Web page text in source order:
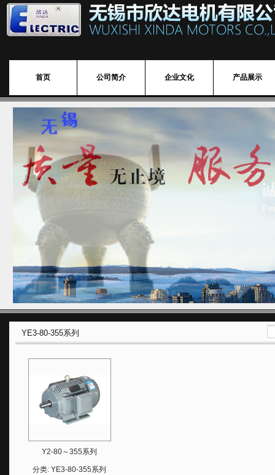
首页 公司简介 企业文化 产品展示
YE3-80-355系列
Y2-80～355系列
（IP54）三相异步电动机
分类: YE3-80-355系列